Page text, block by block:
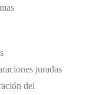
juradas
del